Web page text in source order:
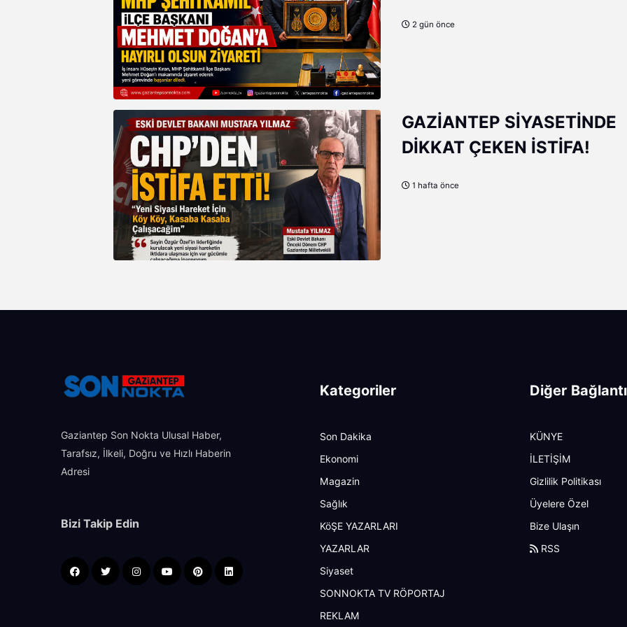
2 gün önce
GAZİANTEP SİYASETİNDE
DİKKAT ÇEKEN İSTİFA!
1 hafta önce
Gaziantep Son Nokta Ulusal Haber,
Tarafsız, İlkeli, Doğru ve Hızlı Haberin
Adresi
Bizi Takip Edin
Kategoriler
Son Dakika
Ekonomi
Magazin
Sağlık
KöŞE YAZARLARI
YAZARLAR
Siyaset
SONNOKTA TV RÖPORTAJ
REKLAM
Diğer
KÜNYE
İLETİŞİM
Gizlilik Politikası
Üyelere Özel
Bize Ulaşın
RSS